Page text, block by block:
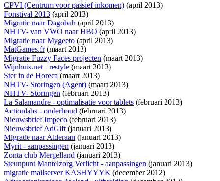
CPVI (Centrum voor passief inkomen) (april 2013)
Fonstival 2013 (april 2013)
Migratie naar Dagobah (april 2013)
NHTV- van VWO naar HBO (april 2013)
Migratie naar Mygeeto (april 2013)
MatGames.fr(maart 2013)
Migratie Fuzzy Faces projecten (maart 2013)
Wijnhuis.net - restyle (maart 2013)
Ster in de Horeca (maart 2013)
NHTV- Storingen (Agent) (maart 2013)
NHTV- Storingen (februari 2013)
La Salamandre - optimalisatie voor tablets (februari 2013)
Actionlabs - onderhoud (februari 2013)
Nieuwsbrief Impeco (februari 2013)
Nieuwsbrief AdGift(januari 2013)
Migratie naar Alderaan (januari 2013)
Myrit - aanpassingen (januari 2013)
Zonta club Mergelland (januari 2013)
Steunpunt Mantelzorg Verlicht - aanpassingen (januari 2013)
migratie mailserver KASHYYYK (december 2012)